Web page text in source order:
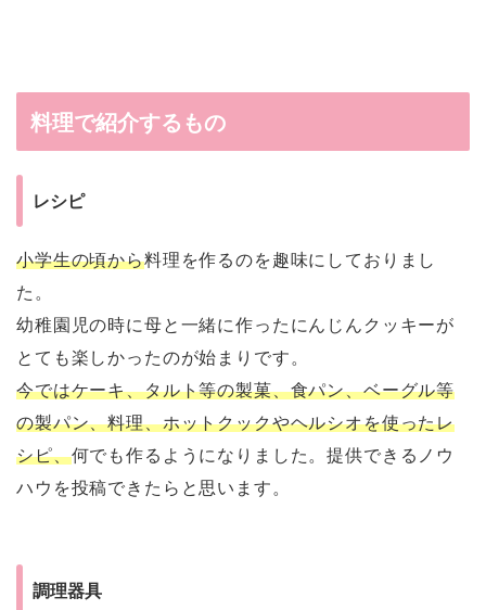
料理で紹介するもの
レシピ
小学生の頃から料理を作るのを趣味にしておりまし
た。
幼稚園児の時に母と一緒に作ったにんじんクッキーが
とても楽しかったのが始まりです。
今ではケーキ、タルト等の製菓、食パン、ベーグル等
の製パン、料理、ホットクックやヘルシオを使ったレ
シピ、何でも作るようになりました。提供できるノウ
ハウを投稿できたらと思います。
調理器具